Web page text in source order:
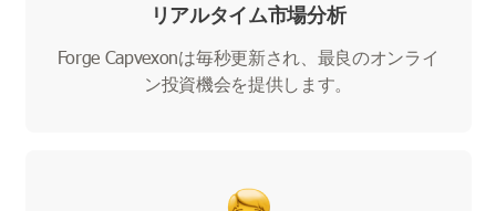
リアルタイム市場分析
Forge Capvexonは毎秒更新され、最良のオンライ
ン投資機会を提供します。